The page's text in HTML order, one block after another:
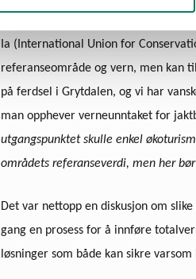
Ia (International Union for
referanseområde og vern, men kan
på ferdsel i Grytdalen, og vi har
man opphever verneunn­taket for
ut­gangs­punktet skulle enkel
områdets referanseverdi, men her
Det var nettopp en diskusjon om
gang en prosess for å innføre
løsninger som både kan sikre